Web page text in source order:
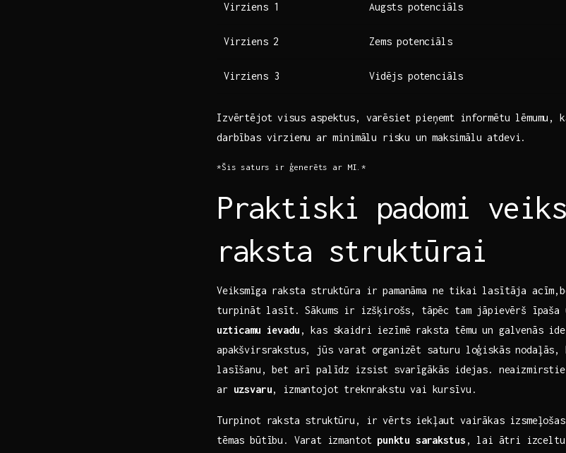
Virziens 1 Augsts potenciāls
Virziens ⁤2 Zems potenciāls
Virziens 3 Vidējs potenciāls
Izvērtējot visus‍ aspektus, varēsiet pieņemt​ informētu ⁤lēmumu,
darbības virzienu⁣ ar ⁤minimālu risku⁢ un⁢ maksimālu ⁤atdevi.
*Šis saturs ir ģenerēts ar ‌MI.*
Praktiski padomi
raksta struktūrai
Veiksmīga raksta struktūra ir pamanāma ne tikai lasītāja
turpināt⁤ lasīt. Sākums ir‌ izšķirošs, tāpēc tam jāpievērš īpaša
uzticamu ievadu , kas skaidri‌ iezīmē raksta tēmu un galvenās
apakšvirsrakstus, jūs varat organizēt saturu loģiskās
lasīšanu, bet arī palīdz izsist svarīgākās ⁣idejas.
ar uzsvaru, izmantojot⁤ treknrakstu vai kursīvu.
Turpinot raksta struktūru, ir vērts ‍iekļaut vairākas
tēmas būtību. Varat ⁣izmantot⁤ punktu sarakstus , lai ātri‌ izceltu